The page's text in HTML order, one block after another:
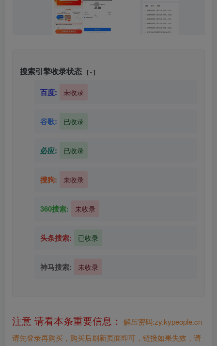
搜索引擎收录状态 [ - ]
百度: 未收录
谷歌: 已收录
必应: 已收录
搜狗: 未收录
360搜索: 未收录
头条搜索: 已收录
神马搜索: 未收录
注意 请看本条重要信息：
解压密码:zy.kypeople.cn
请先登录再购买，购买后刷新页面即可，链接如果失效，请